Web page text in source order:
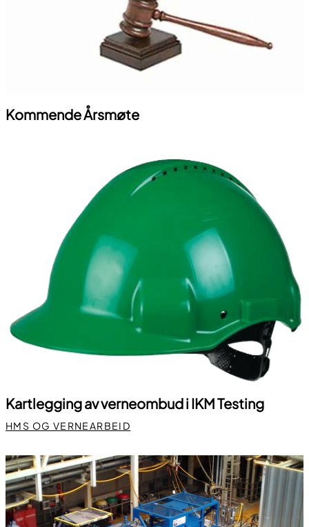
Kommende Årsmøte
Kartlegging av verneombud i IKM Testing
HMS OG VERNEARBEID